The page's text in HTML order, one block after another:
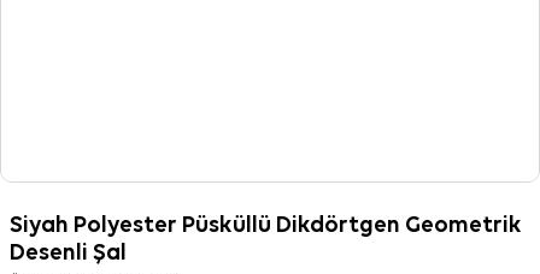
Siyah Polyester Püsküllü Dikdörtgen Geometrik
Desenli Şal